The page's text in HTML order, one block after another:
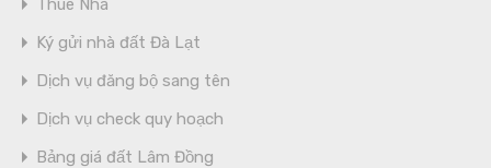
Thuê Nhà
Ký gửi nhà đất Đà Lạt
Dịch vụ đăng bộ sang tên
Dịch vụ check quy hoạch
Bảng giá đất Lâm Đồng